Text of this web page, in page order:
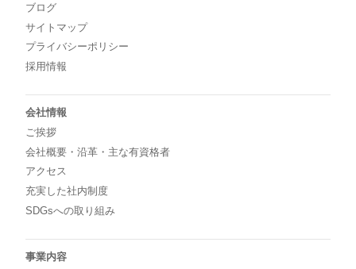
ブログ
サイトマップ
プライバシーポリシー
採用情報
会社情報
ご挨拶
会社概要・沿革・主な有資格者
アクセス
充実した社内制度
SDGsへの取り組み
事業内容